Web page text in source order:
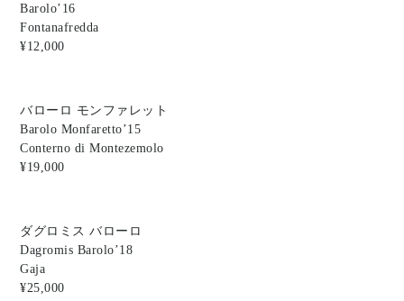
Barolo’16
Fontanafredda
¥12,000
バローロ モンファレット
Barolo Monfaretto’15
Conterno di Montezemolo
¥19,000
ダグロミス バローロ
Dagromis Barolo’18
Gaja
¥25,000